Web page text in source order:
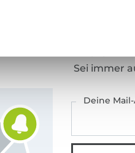
Sei immer
Deine